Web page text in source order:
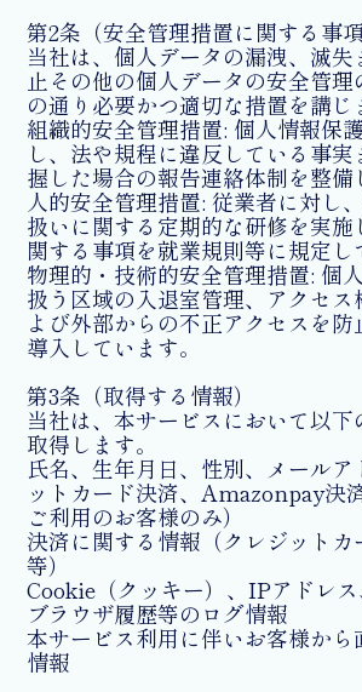
第2条（安全管理措置に関する事項
当社は、個人データの漏洩、滅
止その他の個人データの安全管
の通り必要かつ適切な措置を講じ
組織的安全管理措置: 個人情報保
し、法や規程に違反している事
握した場合の報告連絡体制を整備
人的安全管理措置: 従業者に対し
扱いに関する定期的な研修を実施
関する事項を就業規則等に規定し
物理的・技術的安全管理措置: 個
扱う区域の入退室管理、アクセス
よび外部からの不正アクセスを防
導入しています。
第3条（取得する情報）
当社は、本サービスにおいて以下
取得します。
氏名、生年月日、性別、メール
ットカード決済、Amazonpay決
ご利用のお客様のみ）
決済に関する情報（クレジットカ
等）
Cookie（クッキー）、IPアドレス
ブラウザ履歴等のログ情報
本サービス利用に伴いお客様から
情報